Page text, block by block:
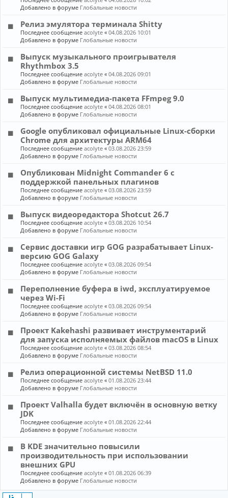
Добавлено в форуме Глобальные новости
Релиз эмулятора терминала Shitty
Последнее сообщениеacolyte «04.08.2026 10:01
Добавлено в форуме Глобальные новости
Выпуск музыкального проигрывателя
Rhythmbox 3.5
Последнее сообщениеacolyte «04.08.2026 09:01
Добавлено в форуме Глобальные новости
Выпуск мультимедиа-пакета FFmpeg 9.0
Последнее сообщениеacolyte «04.08.2026 08:01
Добавлено в форуме Глобальные новости
Google опубликовал официальные Linux-сборки
Chrome для архитектуры ARM64
Последнее сообщениеacolyte «03.08.2026 23:59
Добавлено в форуме Глобальные новости
Опубликован Midnight Commander 6 c
поддержкой панельных плагинов
Последнее сообщениеacolyte «03.08.2026 23:59
Добавлено в форуме Глобальные новости
Выпуск видеоредактора Shotcut 26.7
Последнее сообщениеacolyte «03.08.2026 10:54
Добавлено в форуме Глобальные новости
Сервис доставки игр GOG разрабатывает Linux-
версию GOG Galaxy
Последнее сообщениеacolyte «03.08.2026 09:54
Добавлено в форуме Глобальные новости
Переполнение буфера в iwd, эксплуатируемое
через Wi-Fi
Последнее сообщениеacolyte «03.08.2026 09:54
Добавлено в форуме Глобальные новости
Проект Kakehashi развивает инструментарий
для запуска исполняемых файлов macOS в Linux
Последнее сообщениеacolyte «03.08.2026 08:54
Добавлено в форуме Глобальные новости
Релиз операционной системы NetBSD 11.0
Последнее сообщениеacolyte «01.08.2026 23:44
Добавлено в форуме Глобальные новости
Проект Valhalla будет включён в основную ветку
JDK
Последнее сообщениеacolyte «01.08.2026 22:44
Добавлено в форуме Глобальные новости
В KDE значительно повысили
производительность при использовании
внешних GPU
Последнее сообщениеacolyte «01.08.2026 06:39
Добавлено в форуме Глобальные новости